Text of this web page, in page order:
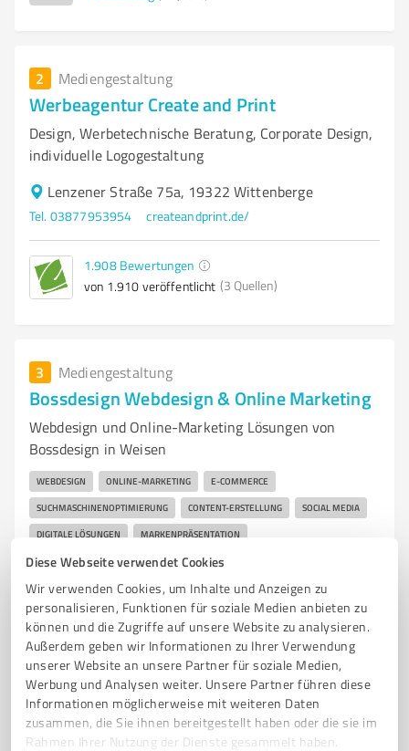
Diese Webseite verwendet Cookies
Wir verwenden Cookies, um Inhalte und Anzeigen zu
personalisieren, Funktionen für soziale Medien anbieten zu
können und die Zugriffe auf unsere Website zu analysieren.
Außerdem geben wir Informationen zu Ihrer Verwendung
unserer Website an unsere Partner für soziale Medien,
Werbung und Analysen weiter. Unsere Partner führen diese
Informationen möglicherweise mit weiteren Daten
zusammen, die Sie ihnen bereitgestellt haben oder die sie im
Rahmen Ihrer Nutzung der Dienste gesammelt haben.
2 Mediengestaltung
Werbeagentur Create and Print
Design, Werbetechnische Beratung, Corporate Design,
individuelle Logogestaltung
Lenzener Straße 75a, 19322 Wittenberge
Tel. 03877953954 createandprint.de/
1.908 Bewertungen
von 1.910 veröffentlicht (3 Quellen)
3 Mediengestaltung
Bossdesign Webdesign & Online Marketing
Webdesign und Online-Marketing Lösungen von
Bossdesign in Weisen
WEBDESIGN ONLINE-MARKETING E-COMMERCE
SUCHMASCHINENOPTIMIERUNG CONTENT-ERSTELLUNG SOCIAL MEDIA
DIGITALE LÖSUNGEN MARKENPRÄSENTATION
KREATIVE KOMMUNIKATION DIGITALE AGENTUR
MASSGESCHNEIDERTE LÖSUNGEN INNOVATIVE STRATEGIEN
Platz d. Siedler 7, 19322 Weisen
info@bossdesign.de bossdesign.de/
0,00 / 5,00
Nicht bewertet0